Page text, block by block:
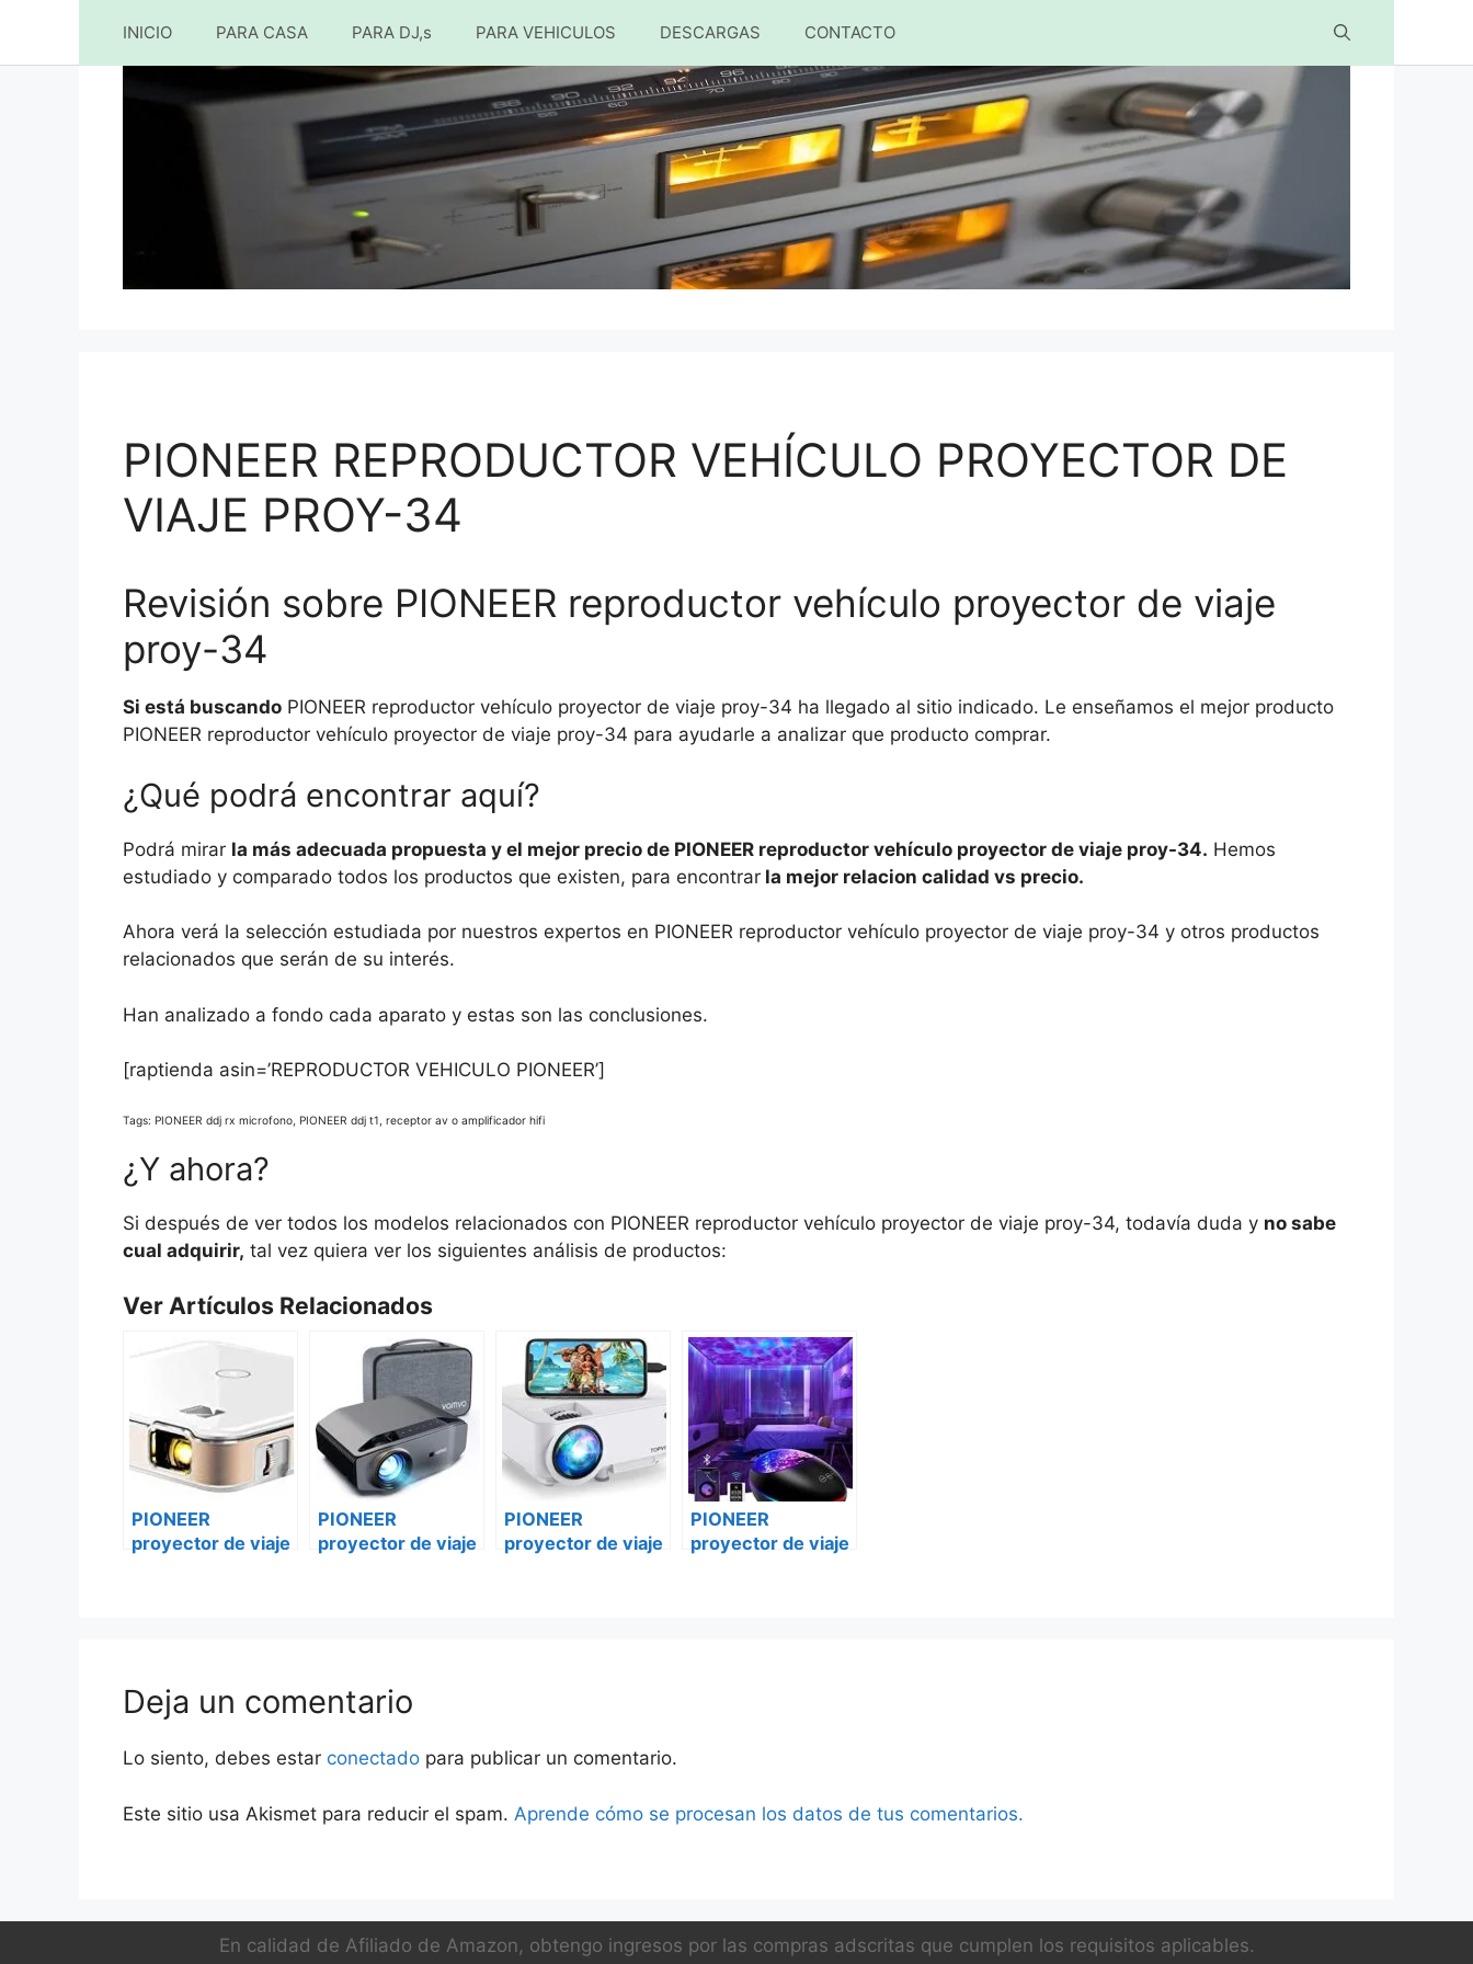
al
INICIO PARA CASA PARA DJ,s PARA VEHICULOS DESCARGAS CONTACTO
PIONEER REPRODUCTOR VEHÍCULO PROYECTOR DE
VIAJE PROY-34
Revisión sobre PIONEER reproductor vehículo proyector de viaje
proy-34
Si está buscando PIONEER reproductor vehículo proyector de viaje proy-34 ha llegado al sitio indicado. Le enseñamos el mejor producto
PIONEER reproductor vehículo proyector de viaje proy-34 para ayudarle a analizar que producto comprar.
¿Qué podrá encontrar aquí?
Podrá mirar la más adecuada propuesta y el mejor precio de PIONEER reproductor vehículo proyector de viaje proy-34. Hemos
estudiado y comparado todos los productos que existen, para encontrar la mejor relacion calidad vs precio.
Ahora verá la selección estudiada por nuestros expertos en PIONEER reproductor vehículo proyector de viaje proy-34 y otros productos
relacionados que serán de su interés.
Han analizado a fondo cada aparato y estas son las conclusiones.
[raptienda asin=’REPRODUCTOR VEHICULO PIONEER’]
Tags: PIONEER ddj rx microfono, PIONEER ddj t1, receptor av o amplificador hifi
¿Y ahora?
Si después de ver todos los modelos relacionados con PIONEER reproductor vehículo proyector de viaje proy-34, todavía duda y no sabe
cual adquirir, tal vez quiera ver los siguientes análisis de productos:
Ver Artículos Relacionados
PIONEER
proyector de viaje
PIONEER
proyector de viaje
PIONEER
proyector de viaje
PIONEER
proyector de viaje
Deja un comentario
Lo siento, debes estar conectado para publicar un comentario.
Este sitio usa Akismet para reducir el spam. Aprende cómo se procesan los datos de tus comentarios.
En calidad de Afiliado de Amazon, obtengo ingresos por las compras adscritas que cumplen los requisitos aplicables.